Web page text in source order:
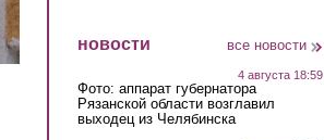
новости все новости
4 августа 18:59
Фото: аппарат губернатора
Рязанской области возглавил
выходец из Челябинска